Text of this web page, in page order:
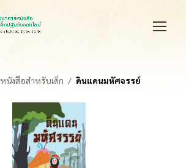
หนังสือสำหรับเด็ก ดินแดนมหัศจรรย์